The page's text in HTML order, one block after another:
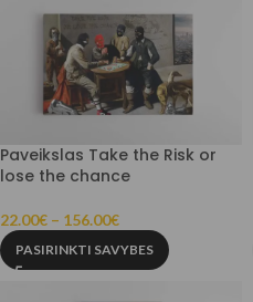
Paveikslas Take the Risk or
lose the chance
22.00€ – 156.00€
PASIRINKTI SAVYBES